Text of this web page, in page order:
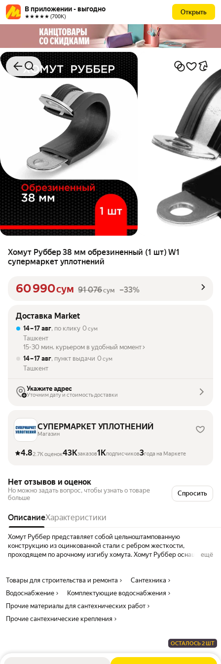
В приложении - выгодно
★★★★★ (700К)
Открыть
Хомут Руббер 38 мм обрезиненный (1 шт) W1
супермаркет уплотнений
60 990сум 91 076сум –33%
Доставка Market
14 – 17 авг, по клику 0 сум
Ташкент
15-30 мин. курьером в удобный момент
14 – 17 авг, пункт выдачи 0 сум
Ташкент
Укажите адрес
Уточним дату и стоимость доставки
СУПЕРМАРКЕТ УПЛOТНЕНИЙ
Магазин
4.82.7K оценок43Kзаказов1Kподписчиков3года на Маркете
Нет отзывов и оценок
Но можно задать вопрос, чтобы узнать о товаре
больше
Спросить
ОписаниеХарактеристики
Хомут Руббер представляет собой цельноштампованную
конструкцию из оцинкованной стали с ребром жесткости,
проходящем по арочному изгибу хомута. Хомут Руббер оснащен
и прост в эксплуатации. Используется для крепления к
поверхности шлангов и патрубков, которые подвержены сильным
вибрациям и истиранию. Благодаря изолирующим свойствам
резиновой вставки, зачастую используются в качестве крепежа
токопроводящих конструкций. Материал ленты: оцинкованная
ещё
Товары для строительства и ремонта
Сантехника
Водоснабжение
Комплектующие водоснабжения
Прочие материалы для сантехнических работ
Прочие сантехнические крепления
ОСТАЛОСЬ 2 ШТ